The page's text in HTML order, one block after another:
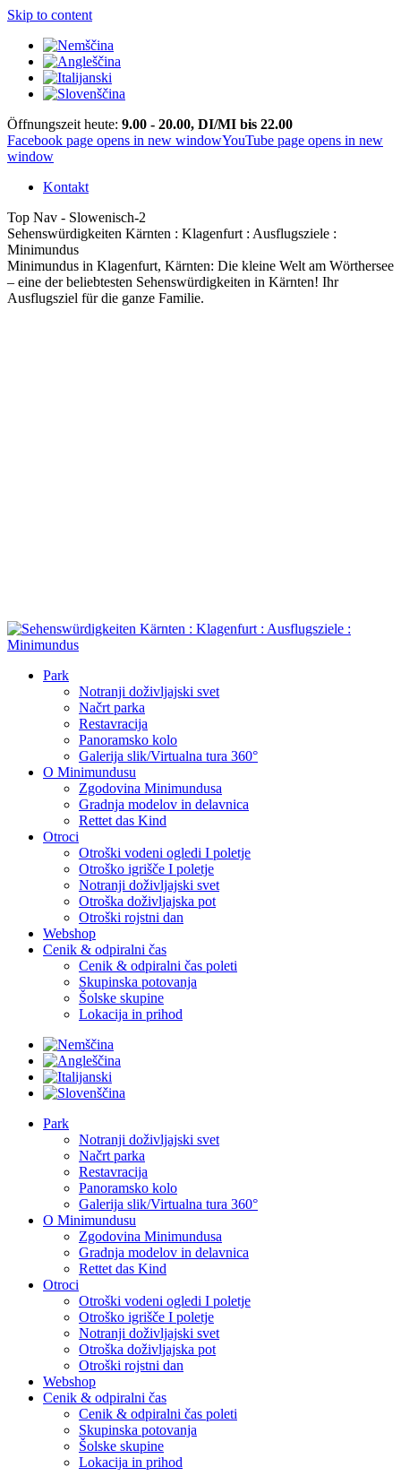
Skip to content
Öffnungszeit heute: 9.00 - 20.00, DI/MI bis 22.00
Facebook page opens in new windowYouTube page opens in new
window
Kontakt
Top Nav - Slowenisch-2
Sehenswürdigkeiten Kärnten : Klagenfurt : Ausflugsziele :
Minimundus
Minimundus in Klagenfurt, Kärnten: Die kleine Welt am Wörthersee
– eine der beliebtesten Sehenswürdigkeiten in Kärnten! Ihr
Ausflugsziel für die ganze Familie.
Park
Notranji doživljajski svet
Načrt parka
Restavracija
Panoramsko kolo
Galerija slik/Virtualna tura 360°
O Minimundusu
Zgodovina Minimundusa
Gradnja modelov in delavnica
Rettet das Kind
Otroci
Otroški vodeni ogledi I poletje
Otroško igrišče I poletje
Notranji doživljajski svet
Otroška doživljajska pot
Otroški rojstni dan
Webshop
Cenik & odpiralni čas
Cenik & odpiralni čas poleti
Skupinska potovanja
Šolske skupine
Lokacija in prihod
Park
Notranji doživljajski svet
Načrt parka
Restavracija
Panoramsko kolo
Galerija slik/Virtualna tura 360°
O Minimundusu
Zgodovina Minimundusa
Gradnja modelov in delavnica
Rettet das Kind
Otroci
Otroški vodeni ogledi I poletje
Otroško igrišče I poletje
Notranji doživljajski svet
Otroška doživljajska pot
Otroški rojstni dan
Webshop
Cenik & odpiralni čas
Cenik & odpiralni čas poleti
Skupinska potovanja
Šolske skupine
Lokacija in prihod